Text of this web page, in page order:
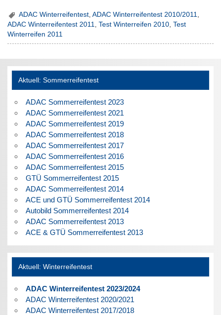
ADAC Winterreifentest ,ADAC Winterreifentest 2010/2011
ADAC Winterreifentest 2011,Test Winterreifen 2010,Test
Winterreifen 2011
Aktuell: Sommerreifentest
ADAC Sommerreifentest 2023
ADAC Sommerreifentest 2021
ADAC Sommerreifentest 2019
ADAC Sommerreifentest 2018
ADAC Sommerreifentest 2017
ADAC Sommerreifentest 2016
ADAC Sommerreifentest 2015
GTÜ Sommerreifentest 2015
ADAC Sommerreifentest 2014
ACE und GTÜ Sommerreifentest 2014
Autobild Sommerreifentest 2014
ADAC Sommerreifentest 2013
ACE & GTÜ Sommerreifentest 2013
Aktuell: Winterreifentest
ADAC Winterreifentest 2023/2024
ADAC Winterreifentest 2020/2021
ADAC Winterreifentest 2017/2018